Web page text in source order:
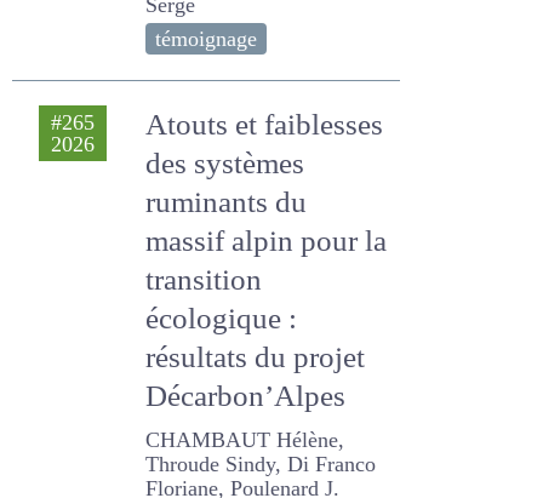
Matteau Caroline , PAGEAU
Serge
témoignage
#265
Atouts et
faiblesses des
systèmes
ruminants du
massif alpin pour
la transition
écologique :
résultats du projet
Décarbon’Alpes